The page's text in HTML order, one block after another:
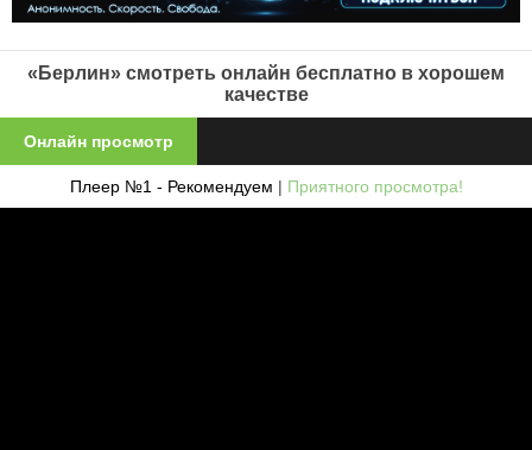
«Берлин» смотреть онлайн бесплатно в хорошем
качестве
Онлайн просмотр
Плеер №1 - Рекомендуем | Приятного просмотра!